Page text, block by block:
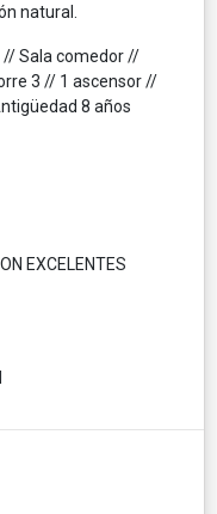
natural.
// Sala comedor //
3 // 1 ascensor //
8 años
EXCELENTES